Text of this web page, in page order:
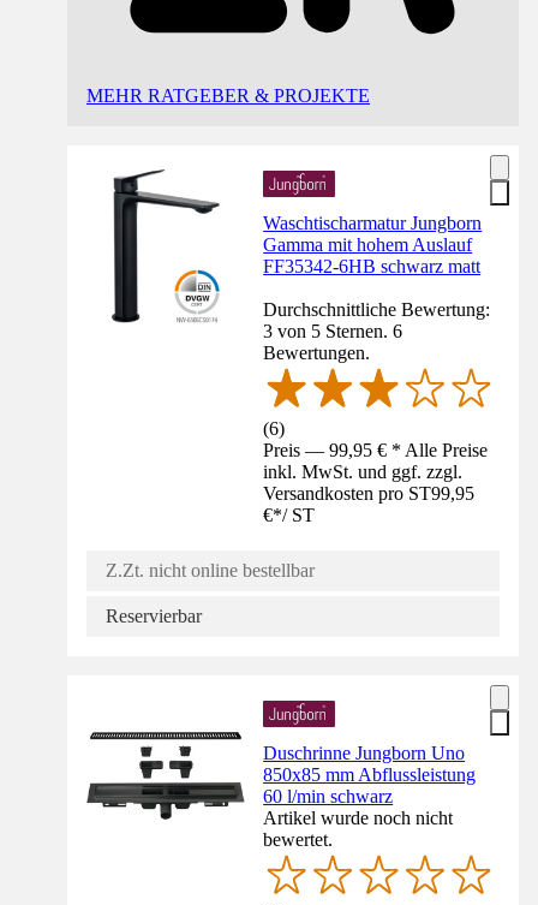
MEHR RATGEBER & PROJEKTE
Waschtischarmatur Jungborn
Gamma mit hohem Auslauf
FF35342-6HB schwarz matt
Durchschnittliche Bewertung:
3 von 5 Sternen. 6
Bewertungen.
(6)
Preis — 99,95 € * Alle Preise
inkl. MwSt. und ggf. zzgl.
Versandkosten pro ST99,95
€*/ ST
Z.Zt. nicht online bestellbar
Reservierbar
Duschrinne Jungborn Uno
850x85 mm Abflussleistung
60 l/min schwarz
Artikel wurde noch nicht
bewertet.